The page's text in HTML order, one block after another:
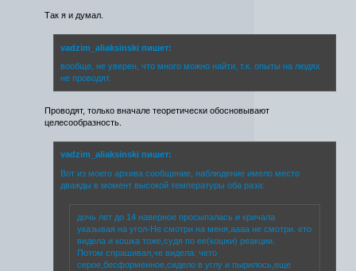
Так я и думал.
vadzim_aliaksinski пишет:
вообще, не уверен, что много можно найти, т.к. опыты на людях
не проводят.
Проводят, только вначале теоретически обосновывают
целесообразность.
vadzim_aliaksinski пишет:
Вот из моего архива сообщение, наблюдение имело место
дважды в момент высокой температуры оба раза:
дочь лет до 14 наверное просыпалась и кричала
указывая на угол-Не смотри на меня,аааа не смотри. ето
видела и кошка тоже,судя по ее(кошки) реакции.
Потом спрашивал,че видела: чето
серое,бесформенное,сидело в углу и пырилось,еще